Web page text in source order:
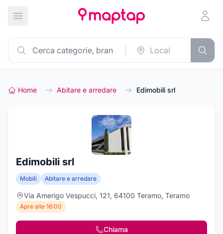
Apri menu principale
Home Abitare e arredare Edimobili srl
Edimobili srl
Mobili Abitare e arredare
Via Amerigo Vespucci, 121, 64100 Teramo, Teramo
Apre alle 16:00
Chiama